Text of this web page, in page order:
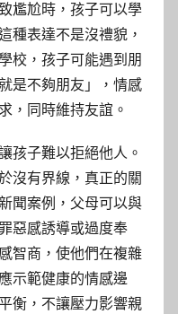
尷尬時，孩子可以學
種表達不是沒禮貌，
校，孩子可能遇到朋
是不夠朋友」，情感
，同時維持友誼。
孩子難以拒絕他人。
沒有界線，真正的關
聞案例，父母可以與
惡感誘導或過度奉
智商，使他們在複雜
示範健康的情感邊
衡，不讓壓力影響親